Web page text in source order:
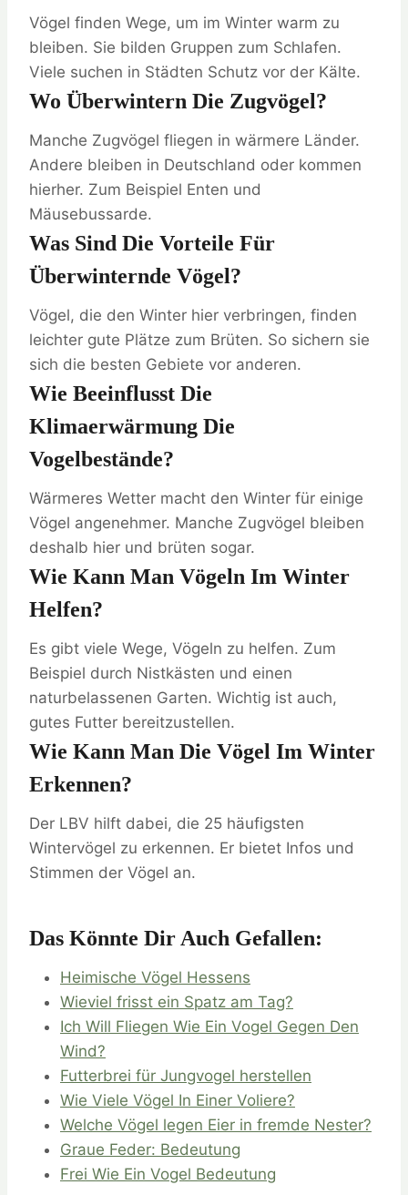
Vögel finden Wege, um im Winter warm zu
bleiben. Sie bilden Gruppen zum Schlafen.
Viele suchen in Städten Schutz vor der Kälte.
Wo Überwintern Die Zugvögel?
Manche Zugvögel fliegen in wärmere Länder.
Andere bleiben in Deutschland oder kommen
hierher. Zum Beispiel Enten und
Mäusebussarde.
Was Sind Die Vorteile Für
Überwinternde Vögel?
Vögel, die den Winter hier verbringen, finden
leichter gute Plätze zum Brüten. So sichern sie
sich die besten Gebiete vor anderen.
Wie Beeinflusst Die
Klimaerwärmung Die
Vogelbestände?
Wärmeres Wetter macht den Winter für einige
Vögel angenehmer. Manche Zugvögel bleiben
deshalb hier und brüten sogar.
Wie Kann Man Vögeln Im Winter
Helfen?
Es gibt viele Wege, Vögeln zu helfen. Zum
Beispiel durch Nistkästen und einen
naturbelassenen Garten. Wichtig ist auch,
gutes Futter bereitzustellen.
Wie Kann Man Die Vögel Im Winter
Erkennen?
Der LBV hilft dabei, die 25 häufigsten
Wintervögel zu erkennen. Er bietet Infos und
Stimmen der Vögel an.
Das Könnte Dir Auch Gefallen:
Heimische Vögel Hessens
Wieviel frisst ein Spatz am Tag?
Ich Will Fliegen Wie Ein Vogel Gegen Den
Wind?
Futterbrei für Jungvogel herstellen
Wie Viele Vögel In Einer Voliere?
Welche Vögel legen Eier in fremde Nester?
Graue Feder: Bedeutung
Frei Wie Ein Vogel Bedeutung